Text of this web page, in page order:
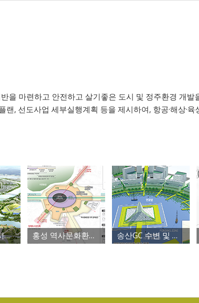
을 마련하고 안전하고 살기좋은 도시 및 정주환경 개
, 선도사업 세부실행계획 등을 제시하여, 항공·해상·
부산 에코델타시티 특별계획구역2 세물머리변 마스터플랜 홍성 역사문화환경 조성 공간계획 연구 송산GC 수변 및 건축특화 기본구상